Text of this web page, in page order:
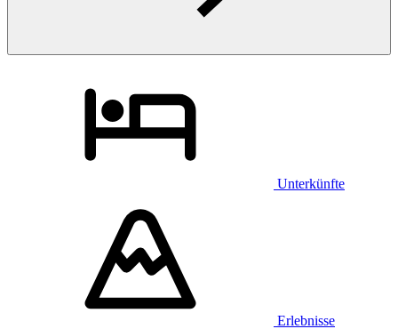
Unterkünfte
Erlebnisse